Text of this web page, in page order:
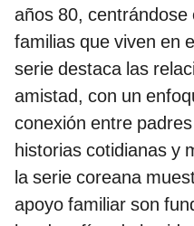
años 80, centrándose
familias que viven en
serie destaca las
amistad, con un
conexión entre
historias cotidianas y
la serie coreana
apoyo familiar son